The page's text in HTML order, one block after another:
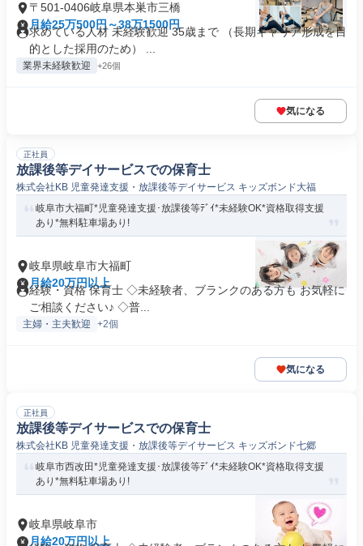
〒501-0406岐阜県本巣市三橋
月給25万500円～38万1500円
求めている人材 未経験歓迎 35歳まで （長期キャリア形成を目
的とした採用のため） ...
業界未経験歓迎 +26個
気になる
正社員
放課後等デイサービスでの保育士
株式会社KB 児童発達支援・放課後等デイサービス キッズボンド大福
岐阜市大福町*児童発達支援･放課後等ﾃﾞｲ*未経験OK*資格取得支援
あり*無料駐車場あり!
岐阜県岐阜市大福町
月給20万円以上
経験・資格 保育士 ◇未経験者、ブランクのある方も お気軽に
ご相談ください♪ ◇普...
主婦・主夫歓迎 +2個
気になる
正社員
放課後等デイサービスでの保育士
株式会社KB 児童発達支援・放課後等デイサービス キッズボンド七郷
岐阜市西改田*児童発達支援･放課後等ﾃﾞｲ*未経験OK*資格取得支援
あり*無料駐車場あり!
岐阜県岐阜市
月給20万円以上